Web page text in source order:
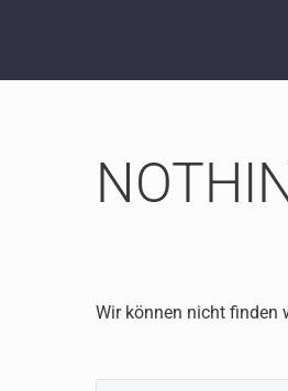
Wir können nicht finden